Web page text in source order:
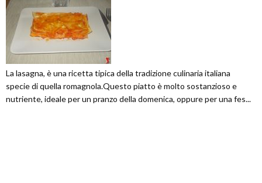
La lasagna, è una ricetta tipica della tradizione culinaria italiana
specie di quella romagnola.Questo piatto è molto sostanzioso e
nutriente, ideale per un pranzo della domenica, oppure per una fes...